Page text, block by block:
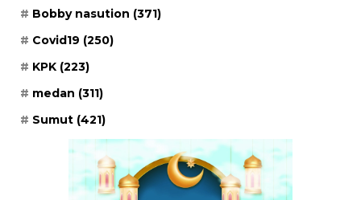
Bobby nasution (371)
Covid19 (250)
KPK (223)
medan (311)
Sumut (421)